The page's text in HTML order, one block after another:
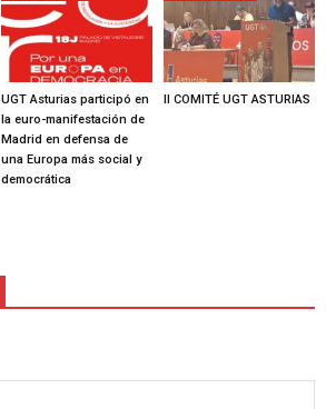
UGT Asturias participó en
la euro-manifestación de
Madrid en defensa de
una Europa más social y
democrática
II COMITÉ UGT ASTURIAS